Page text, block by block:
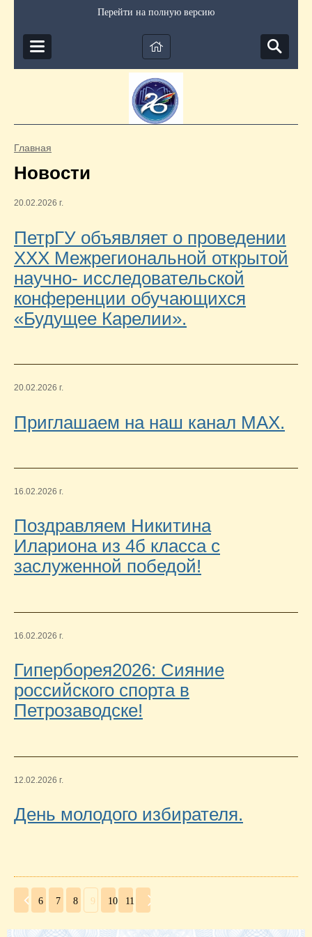
Перейти на полную версию
Главная
Новости
20.02.2026 г.
ПетрГУ объявляет о проведении
XXХ Межрегиональной открытой
научно- исследовательской
конференции обучающихся
«Будущее Карелии».
20.02.2026 г.
Приглашаем на наш канал МАХ.
16.02.2026 г.
Поздравляем Никитина
Илариона из 4б класса с
заслуженной победой!
16.02.2026 г.
Гиперборея2026: Сияние
российского спорта в
Петрозаводске!
12.02.2026 г.
День молодого избирателя.
6 7 8 9 10 11